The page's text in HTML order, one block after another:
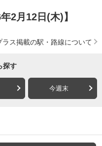
2月12日(木)】
ラス掲載の駅・路線について
探す
今週末